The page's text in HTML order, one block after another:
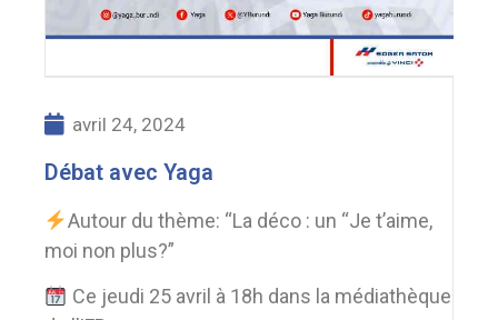
avril 24, 2024
Débat avec Yaga
Autour du thème: “La déco : un “Je t’aime,
moi non plus?”
Ce jeudi 25 avril à 18h dans la médiathèque